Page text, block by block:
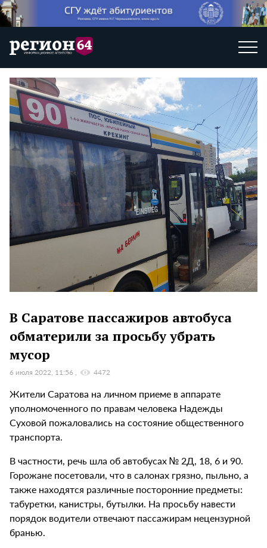
В Саратове пассажиров автобуса
обматерили за просьбу убрать
мусор
6 июля 2022, 11:56 4472
Жители Саратова на личном приеме в аппарате
уполномоченного по правам человека Надежды
Суховой пожаловались на состояние общественного
транспорта.
В частности, речь шла об автобусах № 2Д, 18, 6 и 90.
Горожане посетовали, что в салонах грязно, пыльно, а
также находятся различные посторонние предметы:
табуретки, канистры, бутылки. На просьбу навести
порядок водители отвечают пассажирам нецензурной
бранью.